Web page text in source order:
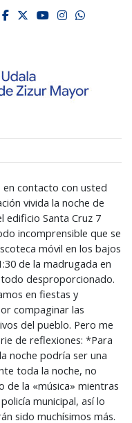
de
facebook
twitter
youtube
contacto con usted
vivida la noche de
edificio Santa Cruz 7
incomprensible que se
móvil en los bajos
de la madrugada en
desproporcionado.
en fiestas y
compaginar las
del pueblo. Pero me
de reflexiones: *Para
noche podría ser una
toda la noche, no
de la «música» mientras
municipal, así lo
sido muchísimos más.